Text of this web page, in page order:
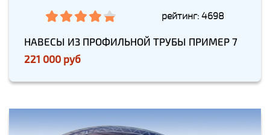
рейтинг: 4698
НАВЕСЫ ИЗ ПРОФИЛЬНОЙ ТРУБЫ ПРИМЕР 7
221 000 руб